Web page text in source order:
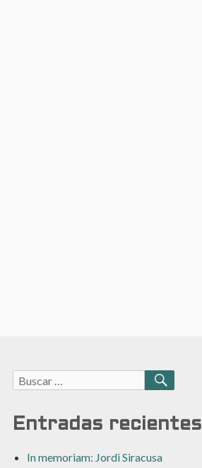
Buscar:
BUSCAR
Entradas recientes
In memoriam: Jordi Siracusa